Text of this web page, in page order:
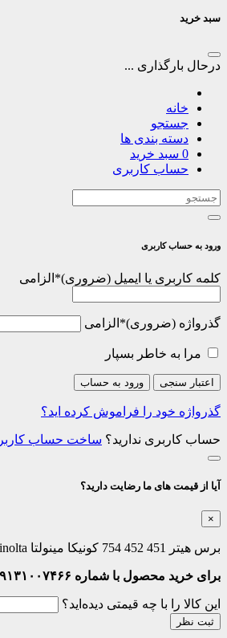
سبد خرید
درحال بارگذاری ...
خانه
جستجو
دسته بندی ها
0 سبد خرید
حساب کاربری
ورود به حساب کاربری
کلمه کاربری یا ایمیل * الزامی
گذرواژه * الزامی
مرا به خاطر بسپار
اعتبار سنجی ورود به حساب
گذرواژه خود را فراموش کرده اید؟
حساب کاربری ندارید؟ ساخت حساب
آیا از قیمت های ما رضایت دارید؟
×
برس هیتر 451 452 754 کونیکا مینولتا Konica Minolta
برای خرید محصول با شماره ۰۹۱۳۱۰۰۷۴۶۶ تماس بگیرید
این کالا را با چه قیمتی دیده‌اید؟
ثبت نظر